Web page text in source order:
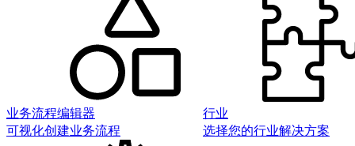
业务流程编辑器
可视化创建业务流程
行业
选择您的行业解决方案